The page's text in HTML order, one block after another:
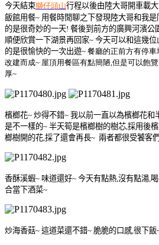
今天結束獅仔頭山行程以後由陸大哥開車載
飯館用餐~ 用餐時閒聊之下發現陸大哥和我
的是很奇妙的一天! 餐後到前方的廣興河濱公
順便欣賞一下湖景再回家~ 今天可以和這幾位
的是很愉快的一次出遊~ 餐廳的正前方有停車
改建而成~ 屋頂用餐區有點簡陋 但是可以飽
厚~
檳榔花~ 炒得不錯~ 我以前一直以為檳榔花和
是不一樣的~ 半天筍是檳榔樹的樹芯 採用後
榔樹開的花 採了還會再長~ 兩者都很受饕客
香酥溪蝦~ 味道還好~ 今天有點熱 沒有點湯
合當下酒菜~
炒海香菇~ 這道菜還不錯~ 脆脆的口感 很下飯